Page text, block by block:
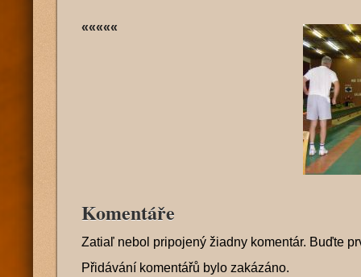
«««««
Komentáře
Zatiaľ nebol pripojený žiadny komentár. Buďte
Přidávání komentářů bylo zakázáno.